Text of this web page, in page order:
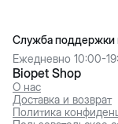
Biopet Shop
О нас
Доставка и возврат
Политика
Служба поддержки
Ежедневно 10:00-